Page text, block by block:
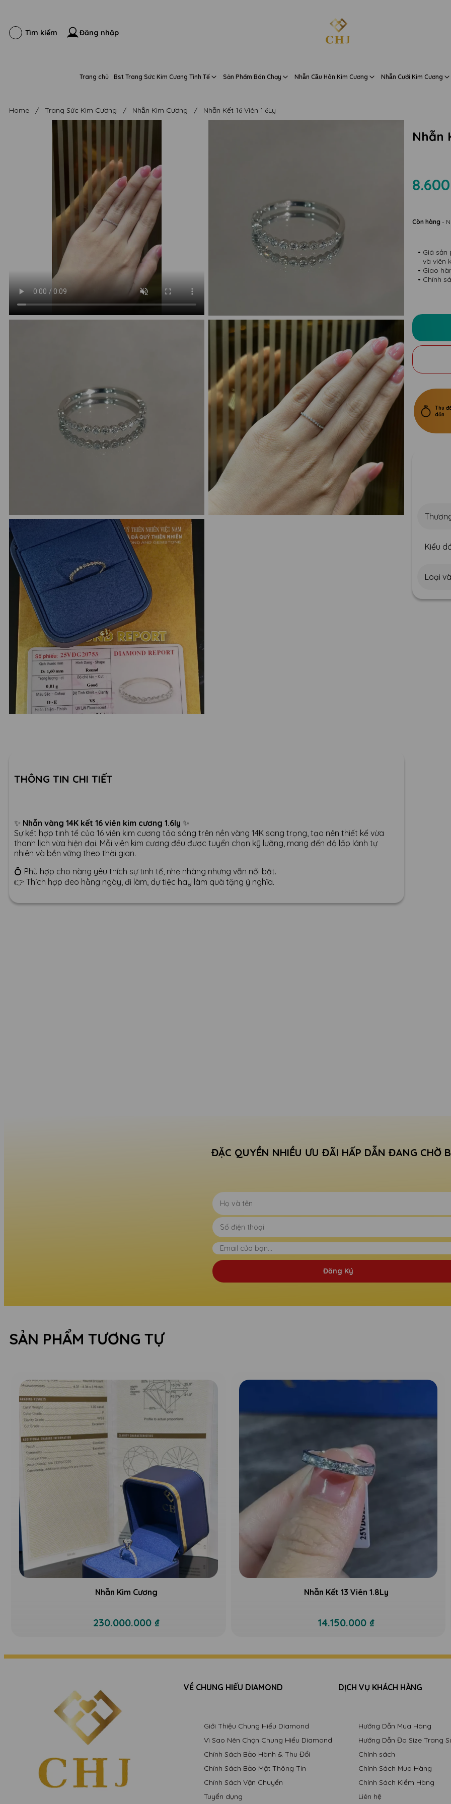
Trang chủ Bst Trang Sức Kim Cương Tinh Tế Sản Phẩm Bán Chạy Nhẫn Cầu Hôn Kim Cương Nhẫn Cưới Kim Cương
Tìm kiếm Đăng nhập
Home / Trang Sức Kim Cương / Nhẫn Kim Cương / Nhẫn Kết 16 Viên 1.6Ly
Nhẫn
Còn hàng -
Giá sản
và viên
Giao
Chính
Thu
dẫn
Loại
Kiểu
THÔNG TIN CHI TIẾT
✨ Nhẫn vàng 14K kết 16 viên kim cương 1.6ly ✨
Sự kết hợp tinh tế của 16 viên kim cương tỏa sáng trên nền vàng 14K sang trọng, tạo nên thiết kế vừa
thanh lịch vừa hiện đại. Mỗi viên kim cương đều được tuyển chọn kỹ lưỡng, mang đến độ lấp lánh tự
nhiên và bền vững theo thời gian.
💍 Phù hợp cho nàng yêu thích sự tinh tế, nhẹ nhàng nhưng vẫn nổi bật.
👉 Thích hợp đeo hằng ngày, đi làm, dự tiệc hay làm quà tặng ý nghĩa.
ĐẶC QUYỀN NHIỀU ƯU ĐÃI HẤP DẪN ĐANG CHỜ
Đăng Ký
SẢN PHẨM TƯƠNG TỰ
Nhẫn Kim Cương
230.000.000 ₫
Nhẫn Kết 13 Viên 1.8Ly
14.150.000 ₫
VỀ CHUNG HIẾU DIAMOND
Giới Thiệu Chung Hiếu Diamond
Vì Sao Nên Chọn Chung Hiếu Diamond
Chính Sách Bảo Hành & Thu Đổi
Chính Sách Bảo Mật Thông Tin
Chính Sách Vận Chuyển
Tuyển dụng
DỊCH VỤ KHÁCH HÀNG
Hướng Dẫn Mua Hàng
Hướng Dẫn Đo Size Trang
Chính sách
Chính Sách Mua Hàng
Chính Sách Kiểm Hàng
Liên hệ